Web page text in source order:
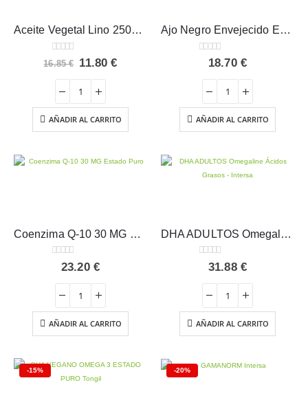
Aceite Vegetal Lino 250ml Esential Aroms
0 out of 5
16.85€ El
era:
16.85 €.
11.80€El
11.80 €.
AÑADIR AL CARRITO
Ajo Negro Envejecido Estado Puro 40 cápsulas
out of 5
18.70 €
AÑADIR AL CARRITO
Coenzima Q-10 30 MG Estado Puro 60 cápsulas
out of 5
23.20 €
AÑADIR AL CARRITO
DHA ADULTOS Omegaline Ácidos Grasos – Intersa
out of 5
31.88 €
AÑADIR AL CARRITO
-15% -20%